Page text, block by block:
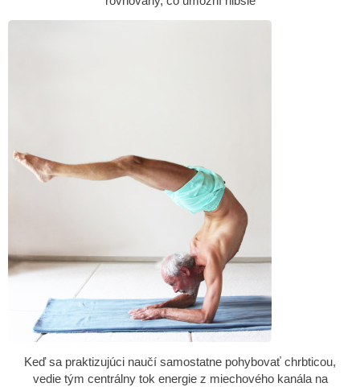
Keď sa praktizujúci naučí samostatne pohybovať chrbticou,
vedie tým centrálny tok energie z miechového kanála na